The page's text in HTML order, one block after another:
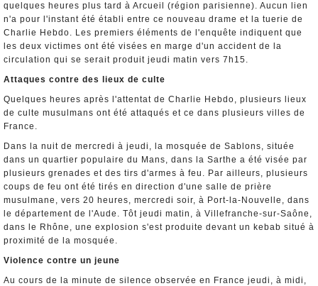
quelques heures plus tard à Arcueil (région parisienne). Aucun lien
n'a pour l'instant été établi entre ce nouveau drame et la tuerie de
Charlie Hebdo. Les premiers éléments de l'enquête indiquent que
les deux victimes ont été visées en marge d'un accident de la
circulation qui se serait produit jeudi matin vers 7h15.
Attaques contre des lieux de culte
Quelques heures après l'attentat de Charlie Hebdo, plusieurs lieux
de culte musulmans ont été attaqués et ce dans plusieurs villes de
France.
Dans la nuit de mercredi à jeudi, la mosquée de Sablons, située
dans un quartier populaire du Mans, dans la Sarthe a été visée par
plusieurs grenades et des tirs d'armes à feu. Par ailleurs, plusieurs
coups de feu ont été tirés en direction d'une salle de prière
musulmane, vers 20 heures, mercredi soir, à Port-la-Nouvelle, dans
le département de l'Aude. Tôt jeudi matin, à Villefranche-sur-Saône,
dans le Rhône, une explosion s'est produite devant un kebab situé à
proximité de la mosquée.
Violence contre un jeune
Au cours de la minute de silence observée en France jeudi, à midi,